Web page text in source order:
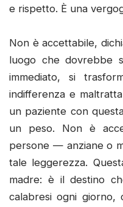
e rispetto. È una
Non è accettabile,
luogo che dovrebbe
immediato, si
indifferenza e
un paziente con
un peso. Non è
persone — anziane o
tale leggerezza.
madre: è il destino
calabresi ogni giorno,